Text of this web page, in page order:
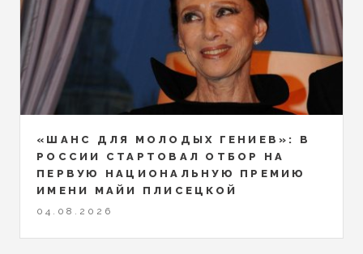
«ШАНС ДЛЯ МОЛОДЫХ ГЕНИЕВ»: В
РОССИИ СТАРТОВАЛ ОТБОР НА
ПЕРВУЮ НАЦИОНАЛЬНУЮ ПРЕМИЮ
ИМЕНИ МАЙИ ПЛИСЕЦКОЙ
04.08.2026